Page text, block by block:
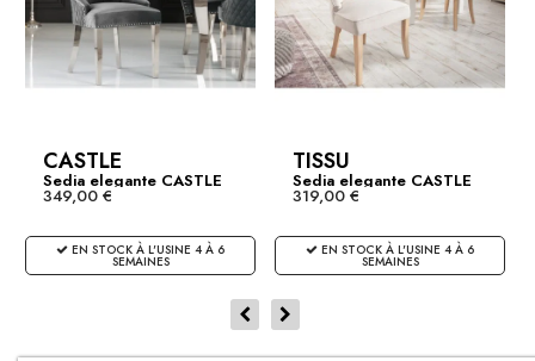
Subtotale: €139.00
CASTLE
Sedia elegante CASTLE
in...
349,00 €
EN STOCK À L'USINE 4 À 6
SEMAINES
TISSU
Sedia elegante CASTLE
in...
319,00 €
EN STOCK À L'USINE 4 À 6
SEMAINES